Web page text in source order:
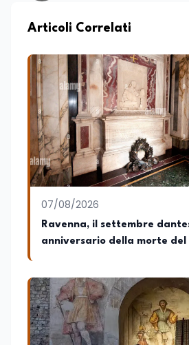
occupandosi inoltre
tempo ha realizzato
divulgativi destinati
con progetti editoriali
Parallelamente si
revisione testi,
autori nella
solidi dal punto di
autrice di un libro e
editoria, storia e
EduNews24.it scrive
cambiamenti sociali,
offrire strumenti utili
realtà
Articoli Correlati
07/08/2026
Ravenna, il settembre
anniversario della morte del